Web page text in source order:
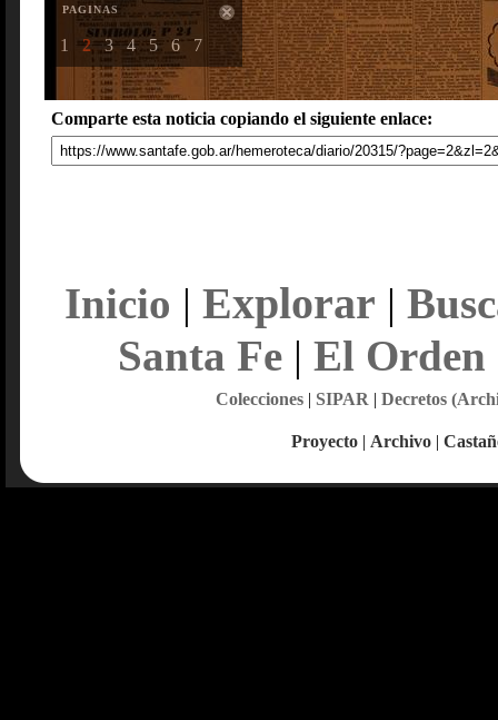
PAGINAS
1 2 3 4 5 6 7
Comparte esta noticia copiando el siguiente enlace:
Inicio | Explorar |
Santa Fe| El Orden
Colecciones| SIPAR | Decretos
Proyecto | Archivo |